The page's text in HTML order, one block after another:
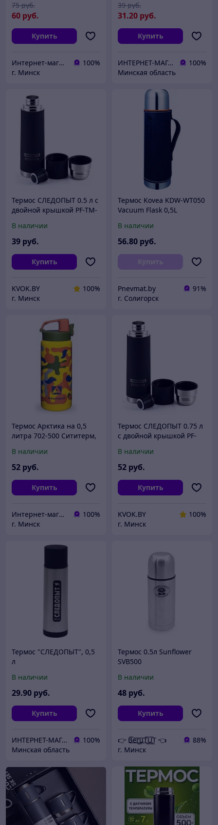
60 руб.
75 руб.
Купить
Интернет-магазин 24маркет.бел
100%
г. Минск
31.20 руб.
39 руб.
Купить
ИНТЕРНЕТ-МАГАЗИН «АРМЕЙСКИЙ»-товары для охоты, рыбалки и туризма
100%
Минская область
Термос СЛЕДОПЫТ 0.5 л с
двойной крышкой PF-TM-
В наличии
39 руб.
Купить
KVOK.BY
100%
г. Минск
Термос Kovea KDW-WT050
Vacuum Flask 0,5L
В наличии
56.80 руб.
Купить
Pnevmat.by
91%
г. Солигорск
Термос Арктика на 0,5
литра 702-500 Сититерм,
В наличии
52 руб.
Купить
Интернет-магазин Union.shop
100%
г. Минск
Термос СЛЕДОПЫТ 0.75 л
с двойной крышкой PF-
В наличии
52 руб.
Купить
KVOK.BY
100%
г. Минск
Термос "СЛЕДОПЫТ", 0,5
л
В наличии
29.90 руб.
Купить
ИНТЕРНЕТ-МАГАЗИН «АРМЕЙСКИЙ»-товары для охоты, рыбалки и туризма
100%
Минская область
Термос 0.5л Sunflower
SVB500
В наличии
48 руб.
Купить
👉 B͟͞e͟͞r͟͟͞u͟͞T͟͟͞U͟͟͞T 👈
88%
г. Минск